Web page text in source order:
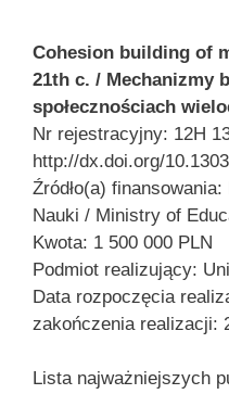
Cohesion building of
21th c. / Mechanizmy
społecznościach
Nr rejestracyjny: 12H
http://dx.doi.org/
Źródło(a)
Nauki / Ministry of
Kwota: 1 500 000 PLN
Podmiot realizujący:
Data rozpoczęcia
zakończenia realizacji:
Lista najważniejszych